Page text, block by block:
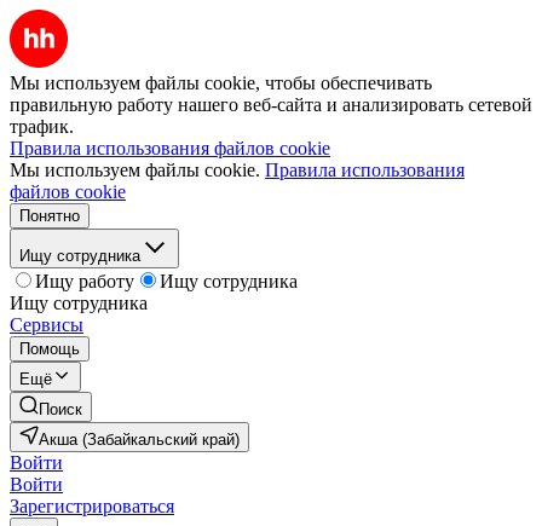
Мы используем файлы cookie, чтобы обеспечивать
правильную работу нашего веб-сайта и анализировать сетевой
трафик.
Правила использования файлов cookie
Мы используем файлы cookie. Правила использования
файлов cookie
Понятно
Ищу сотрудника
Ищу работу
Ищу сотрудника
Ищу сотрудника
Сервисы
Помощь
Ещё
Поиск
Акша (Забайкальский край)
Войти
Войти
Зарегистрироваться